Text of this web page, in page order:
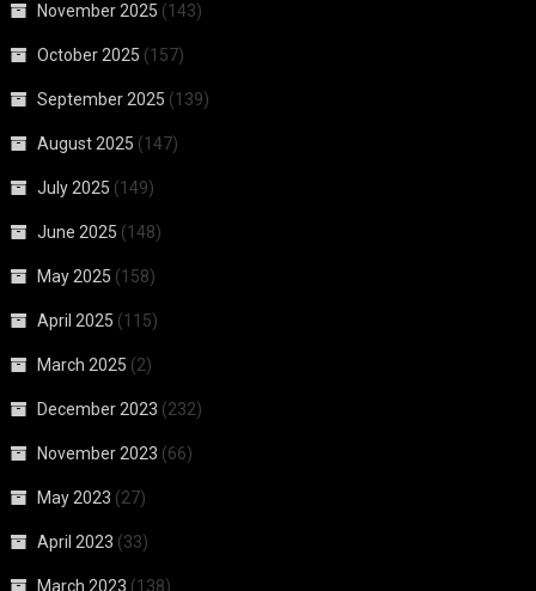
November 2025 (143)
October 2025 (157)
September 2025 (139)
August 2025 (147)
July 2025 (149)
June 2025 (148)
May 2025 (158)
April 2025 (115)
March 2025 (2)
December 2023 (232)
November 2023 (66)
May 2023 (27)
April 2023 (33)
March 2023 (138)